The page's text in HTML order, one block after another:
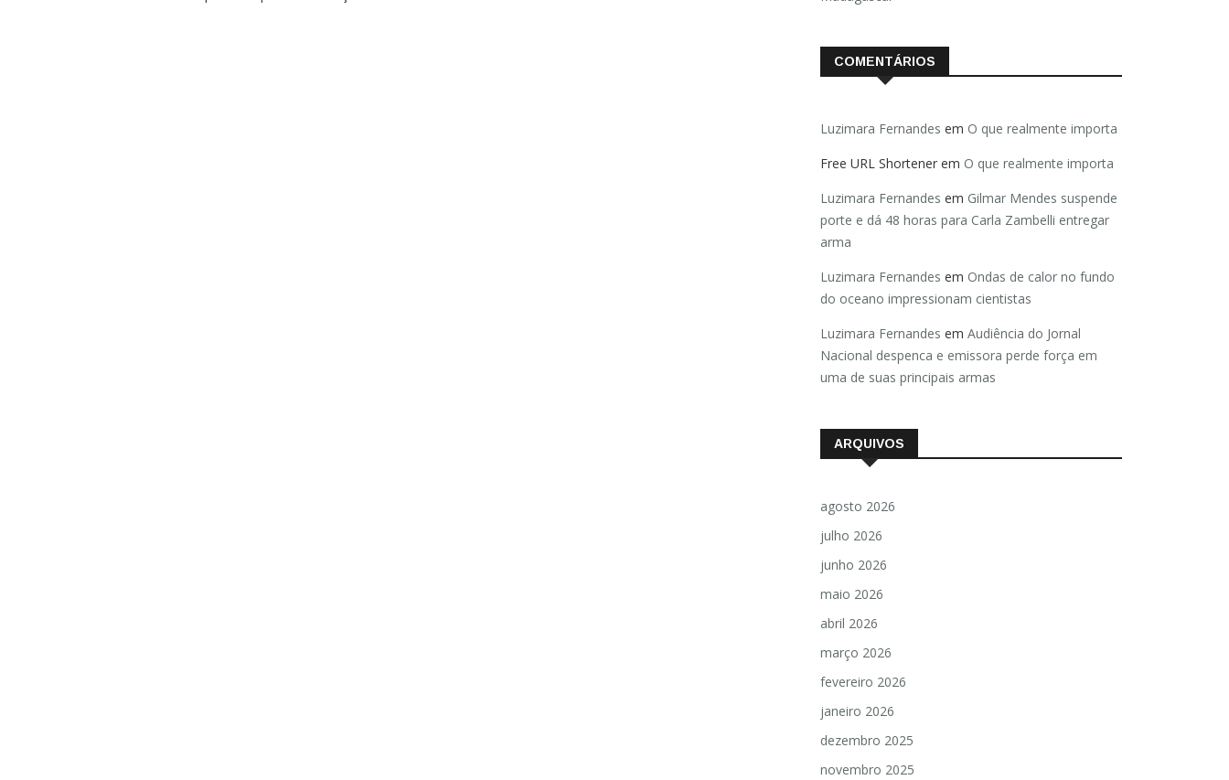
COMENTÁRIOS
Luzimara Fernandes em O que realmente importa
Free URL Shortener em O que realmente importa
Luzimara Fernandes em Gilmar Mendes suspende
porte e dá 48 horas para Carla Zambelli entregar
arma
Luzimara Fernandes em Ondas de calor no fundo
do oceano impressionam cientistas
Luzimara Fernandes em Audiência do Jornal
Nacional despenca e emissora perde força em
uma de suas principais armas
ARQUIVOS
agosto 2026
julho 2026
junho 2026
maio 2026
abril 2026
março 2026
fevereiro 2026
janeiro 2026
dezembro 2025
novembro 2025